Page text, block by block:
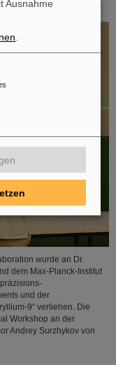
Dr. Stefan Dickopf
wurde an Dr.
dem Max-Planck-Institut
und der
9“ verliehen. Die
Workshop an der
Andrey Surzhykov von
Ausnahme